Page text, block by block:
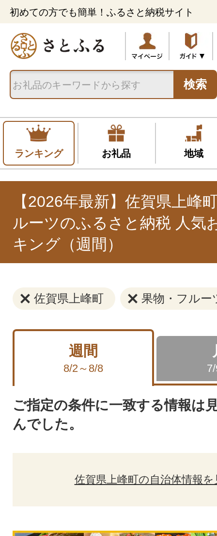
初めての方でも簡単！ふるさと納税サイト
検索
ランキング お礼品 地域
【2026年最新】佐賀県上峰
ルーツのふるさと納税 人気
キング（週間）
佐賀県上峰町 果物・フルー
週間
8/2～8/8
ご指定の条件に一致する情報は
んでした。
佐賀県上峰町の自治体情報を